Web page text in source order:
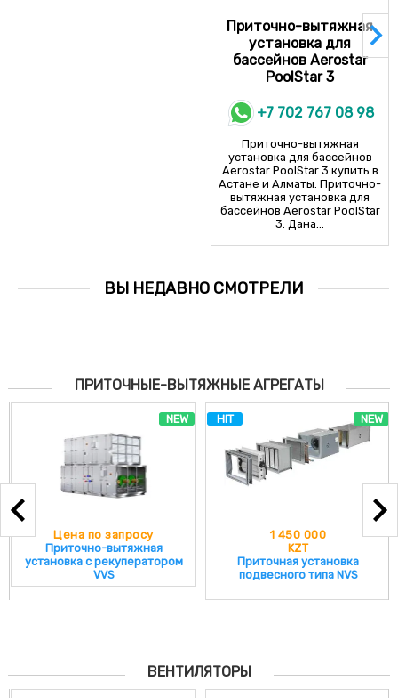
Приточно-вытяжная
установка для
бассейнов Aerostar
PoolStar 3
+7 702 767 08 98
Приточно-вытяжная
установка для бассейнов
Aerostar PoolStar 3 купить в
Астане и Алматы. Приточно-
вытяжная установка для
бассейнов Aerostar PoolStar
3. Дана...
ВЫ НЕДАВНО СМОТРЕЛИ
ПРИТОЧНЫЕ-ВЫТЯЖНЫЕ АГРЕГАТЫ
по запросу
вытяжная
с рекуператором
HIT
Приточная установка
подвесного типа NVS
ВЕНТИЛЯТОРЫ